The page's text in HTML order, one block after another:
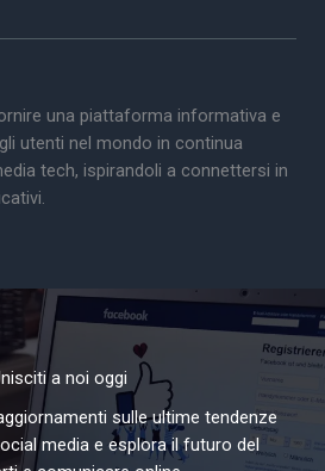
una piattaforma informativa e
utenti nel mondo in continua
tech, ispirandoli a connettersi in
a noi oggi
sulle ultime tendenze
media e esplora il futuro del